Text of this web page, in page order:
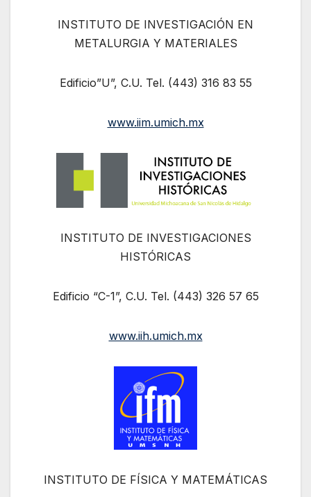
INSTITUTO DE INVESTIGACIÓN EN
METALURGIA Y MATERIALES
Edificio”U”, C.U. Tel. (443) 316 83 55
www.iim.umich.mx
INSTITUTO DE INVESTIGACIONES
HISTÓRICAS
Edificio “C-1”, C.U. Tel. (443) 326 57 65
www.iih.umich.mx
INSTITUTO DE FÍSICA Y MATEMÁTICAS